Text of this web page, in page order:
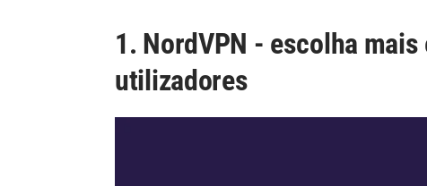
1. NordVPN - escolha
utilizadores